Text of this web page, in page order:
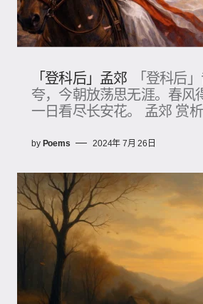
「登科后」孟郊
「登科后
夸，今朝放荡思无涯。春风
一日看尽长安花。 孟郊 赏析
by Poems 2024年 7月 26日